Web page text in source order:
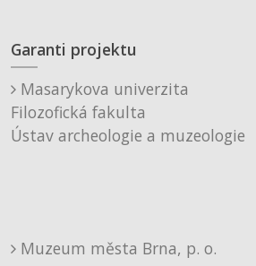
Garanti projektu
Masarykova univerzita
Filozofická fakulta
Ústav archeologie a muzeologie
Muzeum města Brna, p. o.